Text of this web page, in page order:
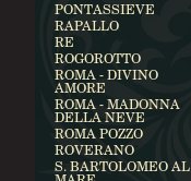
PONTASSIEVE
RAPALLO
RE
ROGOROTTO
ROMA - DIVINO
AMORE
ROMA - MADONNA
DELLA NEVE
ROMA POZZO
ROVERANO
S. BARTOLOMEO AL